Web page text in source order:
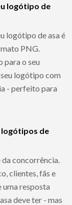
logótipo de
logótipo de asa é
PNG.
para o seu
logótipo com
- perfeito para
logótipos de
concorrência.
clientes, fãs e
uma resposta
deve ter - mas